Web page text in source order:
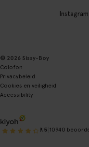
Instagram
© 2026 Sissy-Boy
Colofon
Privacybeleid
Cookies en veiligheid
Accessibility
9.5 10940